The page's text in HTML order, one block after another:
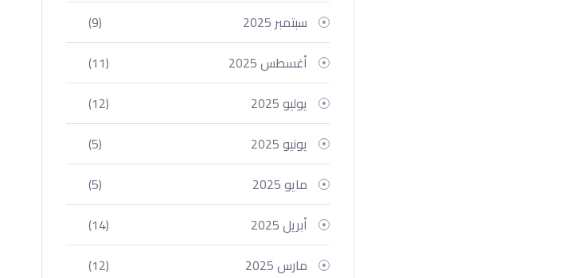
سبتمبر 2025
(9)
أغسطس 2025
(11)
يوليو 2025
(12)
يونيو 2025
(5)
مايو 2025
(5)
أبريل 2025
(14)
مارس 2025
(12)